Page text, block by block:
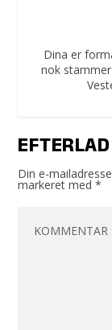
Dina er
nok
Din e-
markeret med*